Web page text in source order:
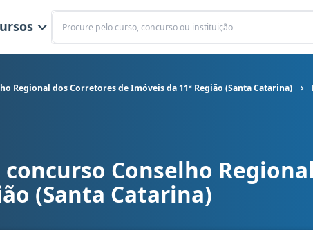
Buscar
Regional dos Corretores de Imóveis da 11ª Região (Santa Catarina)
(SC) - Conselho Regional dos Corretores de Imóveis da 11ª
concurso Conselho
(Santa Catarina)